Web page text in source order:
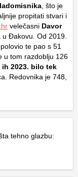
, što je
propitati stvari i
velečasni Davor
u Đakovu. Od 2019.
te pao s 51
u tom razdoblju 126
ih 2023. bilo tek
Redovnika je 748,
tehno glazbu: